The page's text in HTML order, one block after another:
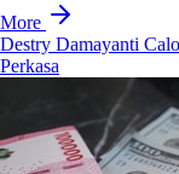
More
Destry Damayanti
Perkasa